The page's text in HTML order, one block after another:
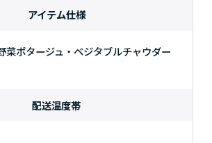
アイテム仕様
菜ポタージュ・ベジタブルチャウダー
配送温度帯